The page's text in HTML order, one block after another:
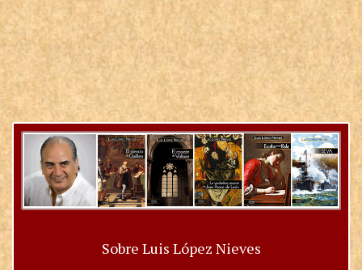
Sobre Luis López Nieves